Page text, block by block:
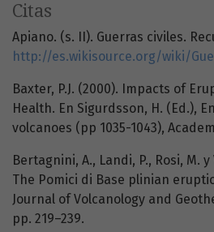
Citas
Apiano. (s. II). Guerras civiles.
http://es.wikisource.org/wiki/
Baxter, P.J. (2000). Impacts of
Health. En Sigurdsson, H. (Ed.),
volcanoes (pp 1035-1043),
Bertagnini, A., Landi, P., Rosi, M.
The Pomici di Base plinian
Journal of Volcanology and
pp. 219–239.